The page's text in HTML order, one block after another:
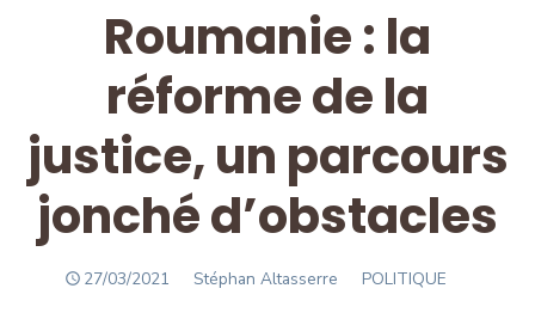
Roumanie : la
réforme de la
justice, un parcours
jonché d’obstacles
POSTED
27/03/2021 Author
Stéphan Altasserre POLITIQUE